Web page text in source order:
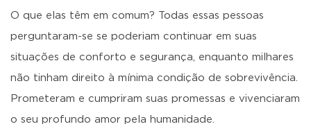
O que elas têm em comum? Todas essas pessoas
perguntaram-se se poderiam continuar em suas
situações de conforto e segurança, enquanto milhares
não tinham direito à mínima condição de sobrevivência.
Prometeram e cumpriram suas promessas e vivenciaram
o seu profundo amor pela humanidade.